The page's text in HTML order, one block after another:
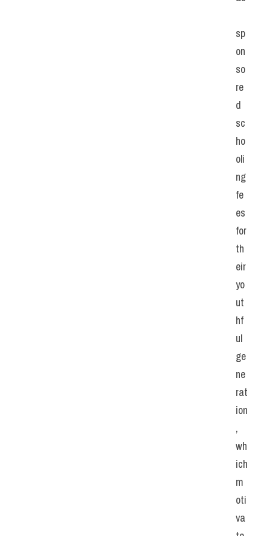
sp
on
so
re
d
sc
ho
oli
ng
fe
es
for
th
eir
yo
ut
hf
ul
ge
ne
rat
ion
,
wh
ich
m
oti
va